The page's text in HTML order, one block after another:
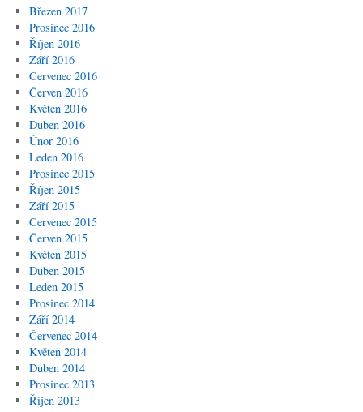
Březen 2017
Prosinec 2016
Říjen 2016
Září 2016
Červenec 2016
Červen 2016
Květen 2016
Duben 2016
Únor 2016
Leden 2016
Prosinec 2015
Říjen 2015
Září 2015
Červenec 2015
Červen 2015
Květen 2015
Duben 2015
Leden 2015
Prosinec 2014
Září 2014
Červenec 2014
Květen 2014
Duben 2014
Prosinec 2013
Říjen 2013